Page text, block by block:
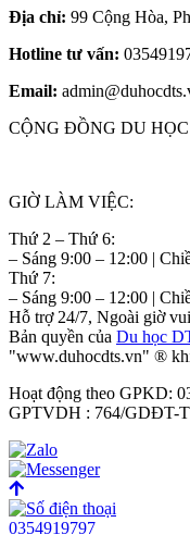
Địa chỉ: 99 Cộng Hòa,
Hotline tư vấn:
Email:
CỘNG ĐỒNG DU
GIỜ LÀM VIỆC:
Thứ 2 – Thứ 6:
– Sáng 9:00 – 12:00 |
Thứ 7:
– Sáng 9:00 – 12:00 |
Hỗ trợ 24/7, Ngoài giờ
Bản quyền của Du học
"www.duhocdts.vn" ®
Hoạt động theo GPKD:
GPTVDH : 764/GDĐT-
0354919797